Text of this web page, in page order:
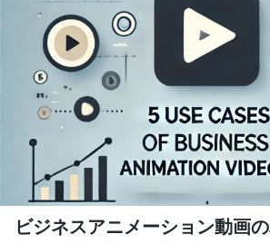
ビジネスアニメーション動画